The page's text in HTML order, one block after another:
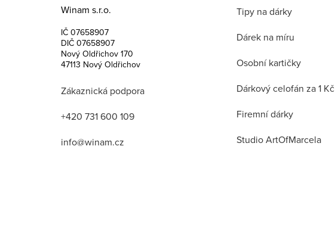
Winam s.r.o.
IČ 07658907
DIČ 07658907
Nový Oldřichov 170
47113 Nový Oldřichov
Zákaznická podpora
+420 731 600 109
info@winam.cz
Tipy na dárky
Dárek na míru
Osobní kartičky
Dárkový celofán za 1 Kč
Firemní dárky
Studio ArtOfMarcela